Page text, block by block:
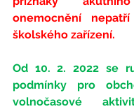
onemocnění
školského zařízení.
Od 10. 2. 2022 se
podmínky pro
volnočasové